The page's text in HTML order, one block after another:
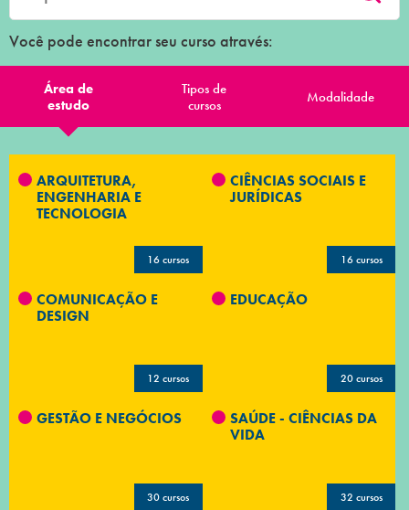
Você pode encontrar seu curso através:
Área de
estudo
Tipos de
cursos
Modalidade
ARQUITETURA,
ENGENHARIA E
TECNOLOGIA
16 cursos
CIÊNCIAS SOCIAIS E
JURÍDICAS
16 cursos
COMUNICAÇÃO E
DESIGN
12 cursos
EDUCAÇÃO
20 cursos
GESTÃO E NEGÓCIOS
30 cursos
SAÚDE - CIÊNCIAS DA
VIDA
32 cursos